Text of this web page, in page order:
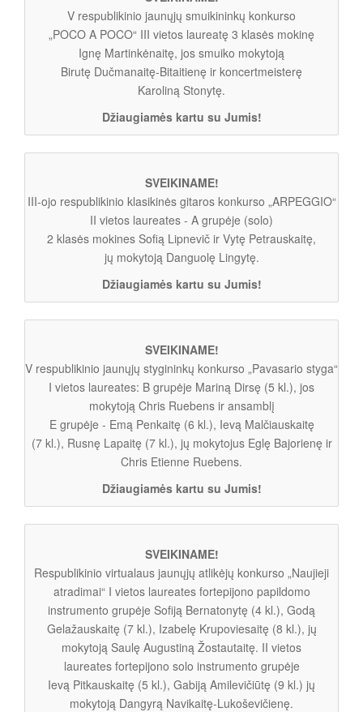
V respublikinio jaunųjų smuikininkų konkurso
„POCO A POCO“ III vietos laureatę 3 klasės mokinę
Ignę Martinkėnaitę, jos smuiko mokytoją
Birutę Dučmanaitę-Bitaitienę ir koncertmeisterę
Karoliną Stonytę.
Džiaugiamės kartu su Jumis!
SVEIKINAME!
III-ojo respublikinio klasikinės gitaros konkurso „ARPEGGIO“
II vietos laureates - A grupėje (solo)
2 klasės mokines Sofią Lipnevič ir Vytę Petrauskaitę,
jų mokytoją Danguolę Lingytę.
Džiaugiamės kartu su Jumis!
SVEIKINAME!
V respublikinio jaunųjų stygininkų konkurso „Pavasario styga“
I vietos laureates: B grupėje Mariną Dirsę (5 kl.), jos
mokytoją Chris Ruebens ir ansamblį
E grupėje - Emą Penkaitę (6 kl.), Ievą Malčiauskaitę
(7 kl.), Rusnę Lapaitę (7 kl.), jų mokytojus Eglę Bajorienę ir
Chris Etienne Ruebens.
Džiaugiamės kartu su Jumis!
SVEIKINAME!
Respublikinio virtualaus jaunųjų atlikėjų konkurso „Naujieji
atradimai“ I vietos laureates fortepijono papildomo
instrumento grupėje Sofiją Bernatonytę (4 kl.), Godą
Gelažauskaitę (7 kl.), Izabelę Krupoviesaitę (8 kl.), jų
mokytoją Saulę Augustiną Žostautaitę. II vietos
laureates fortepijono solo instrumento grupėje
Ievą Pitkauskaitę (5 kl.), Gabiją Amilevičiūtę (9 kl.) jų
mokytoją Dangyrą Navikaitę-Lukoševičienę.